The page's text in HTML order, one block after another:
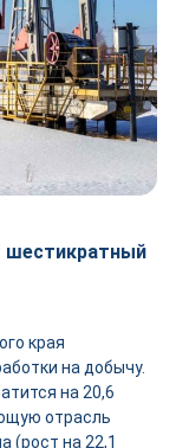
шестикратный
края
на добычу.
на 20,6
отрасль
(рост на 22,1